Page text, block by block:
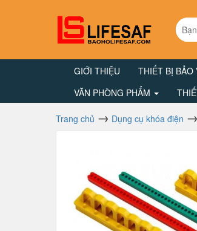
GIỚI THIỆU THIẾT BỊ BẢO
VĂN PHÒNG PHẨM
Trang chủ Dụng cụ khóa điện